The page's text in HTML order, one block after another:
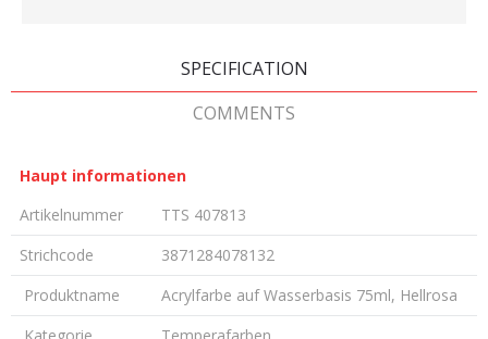
SPECIFICATION
COMMENTS
Haupt informationen
Artikelnummer
TTS 407813
Strichcode
3871284078132
Produktname
Acrylfarbe auf Wasserbasis 75ml, Hellrosa